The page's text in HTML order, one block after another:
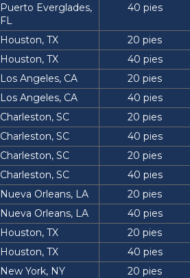
Puerto Everglades,
FL
40 pies
Houston, TX
20 pies
Houston, TX
40 pies
Los Angeles, CA
20 pies
Los Angeles, CA
40 pies
Charleston, SC
20 pies
Charleston, SC
40 pies
Charleston, SC
20 pies
Charleston, SC
40 pies
Nueva Orleans, LA
20 pies
Nueva Orleans, LA
40 pies
Houston, TX
20 pies
Houston, TX
40 pies
New York, NY
20 pies